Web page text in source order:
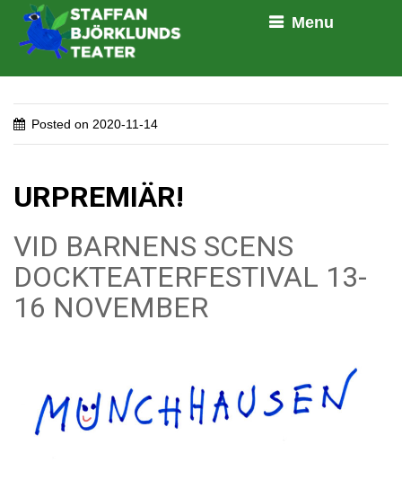
Menu
Posted on 2020-11-14
URPREMIÄR!
VID BARNENS SCENS
DOCKTEATERFESTIVAL 13-
16 NOVEMBER